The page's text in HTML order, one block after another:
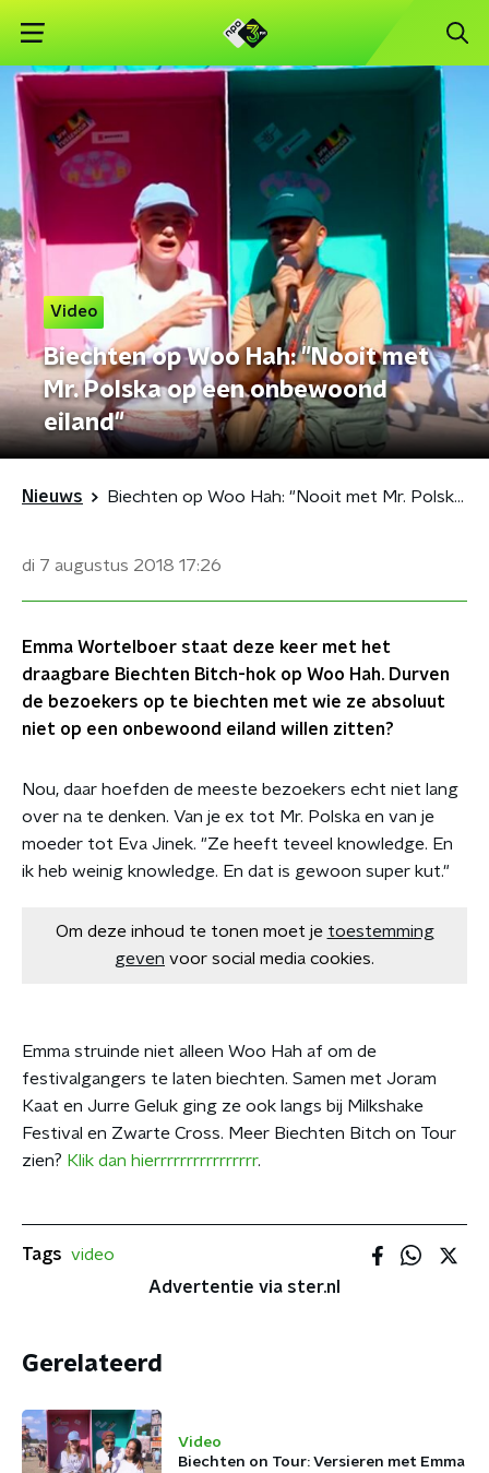
Video
Biechten op Woo Hah: "Nooit met
Mr. Polska op een onbewoond
eiland"
Nieuws Biechten op Woo Hah: "Nooit met Mr. Polska op een onbewoond eiland"
di 7 augustus 2018 17:26
Emma Wortelboer staat deze keer met het
draagbare Biechten Bitch-hok op Woo Hah. Durven
de bezoekers op te biechten met wie ze absoluut
niet op een onbewoond eiland willen zitten?
Nou, daar hoefden de meeste bezoekers echt niet lang
over na te denken. Van je ex tot Mr. Polska en van je
moeder tot Eva Jinek. "Ze heeft teveel knowledge. En
ik heb weinig knowledge. En dat is gewoon super kut."
Om deze inhoud te tonen moet je toestemming
geven voor social media cookies.
Emma struinde niet alleen Woo Hah af om de
festivalgangers te laten biechten. Samen met Joram
Kaat en Jurre Geluk ging ze ook langs bij Milkshake
Festival en Zwarte Cross. Meer Biechten Bitch on Tour
zien? Klik dan hierrrrrrrrrrrrrrrr.
Tags video
Advertentie via ster.nl
Gerelateerd
Video
Biechten on Tour: Versieren met Emma